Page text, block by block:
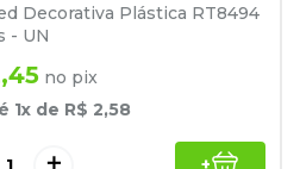
Decorativa Plástica RT8494
- UN
,45 no pix
1x de R$ 2,58
＋ +